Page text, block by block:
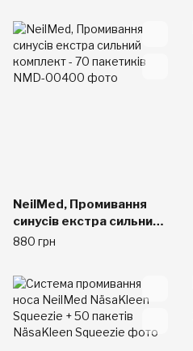
пакетиків
NeilMed, Промивання
синусів екстра сильний
комплект - 70 пакетиків
880 грн